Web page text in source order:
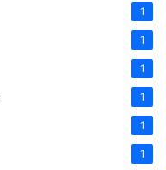
1
1
1
1
1
1